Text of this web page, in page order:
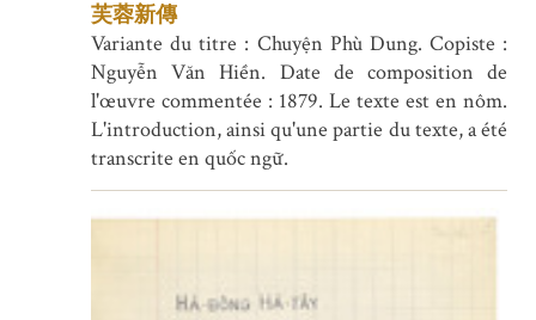
芙蓉新傳
Variante du titre : Chuyện Phù Dung. Copiste :
Nguyễn Văn Hiền. Date de composition de
l'œuvre commentée : 1879. Le texte est en nôm.
L'introduction, ainsi qu'une partie du texte, a été
transcrite en quốc ngữ.